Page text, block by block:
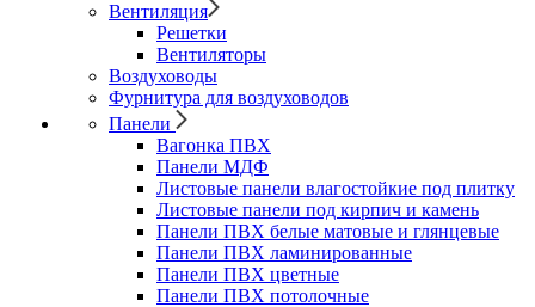
Вентиляция
Решетки
Вентиляторы
Воздуховоды
Фурнитура для воздуховодов
Панели
Вагонка ПВХ
Панели МДФ
Листовые панели влагостойкие под плитку
Листовые панели под кирпич и камень
Панели ПВХ белые матовые и глянцевые
Панели ПВХ ламинированные
Панели ПВХ цветные
Панели ПВХ потолочные